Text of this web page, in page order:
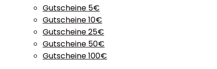
Gutscheine 5€
Gutscheine 10€
Gutscheine 25€
Gutscheine 50€
Gutscheine 100€